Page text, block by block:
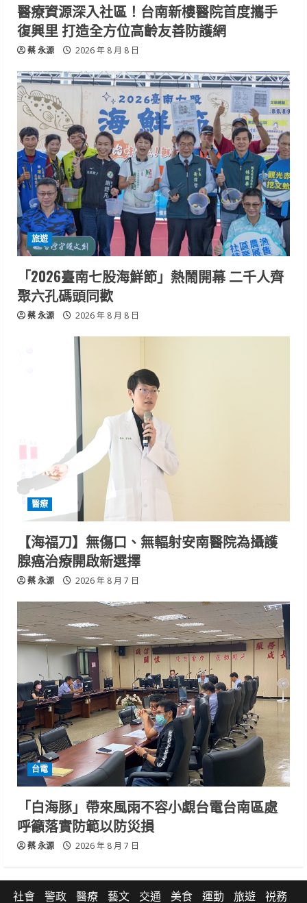
醫療資源深入社區！台南新樓醫院首度攜手
復興里 打造全方位高齡友善防護網
蔡 永源 2026 年 8 月 8 日
旅遊
「2026臺南七股海鮮節」熱鬧開幕 二千人齊
聚六孔碼頭同歡
蔡 永源 2026 年 8 月 8 日
醫療
【海福刀】無傷口、無輻射安南醫院為攝護
腺癌治療開啟新選擇
蔡 永源 2026 年 8 月 7 日
台電
「白海豚」帶來風雨不容小覷台電台南區處
呼籲落實防範以防災損
蔡 永源 2026 年 8 月 7 日
社會 警政 醫療 藝文 交通 美食 運動 旅遊 祱務